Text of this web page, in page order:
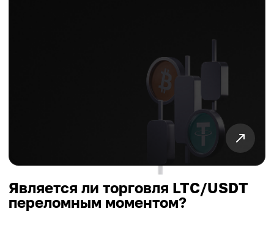
Является ли торговля LTC/USDT
переломным моментом?